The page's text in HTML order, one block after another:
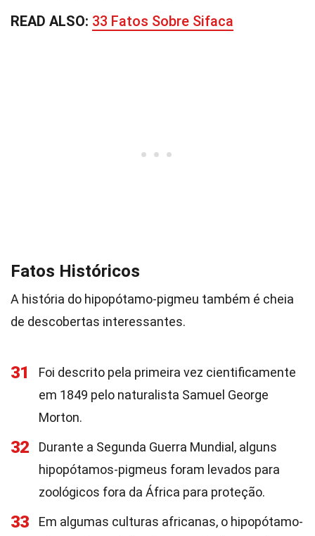
READ ALSO: 33 Fatos Sobre Sifaca
Fatos Históricos
A história do hipopótamo-pigmeu também é cheia
de descobertas interessantes.
31
Foi descrito pela primeira vez cientificamente
em 1849 pelo naturalista Samuel George
Morton.
32
Durante a Segunda Guerra Mundial, alguns
hipopótamos-pigmeus foram levados para
zoológicos fora da África para proteção.
33
Em algumas culturas africanas, o hipopótamo-